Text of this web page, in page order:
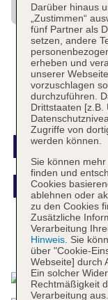
Hotel
Das
Darüber hinaus
„Zustimmen“
fünf Partner als
setzen, andere
erheben und
unserer
vorzuschlagen
durchzuführen.
Drittstaaten [z.B.
Zugriffe von
werden können.
Sie können
finden und
Cookies
ablehnen oder
zu den Cookies
Zusätzliche
Verarbeitung
Hinweis. Sie
über "Cookie-
Webseite] durch
Ein solcher
Rechtmäßigkeit
Verarbeitung